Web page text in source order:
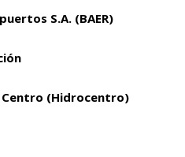
S.A. (BAER)
Centro (Hidrocentro)